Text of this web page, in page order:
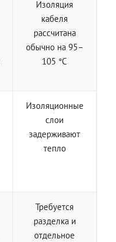
Изоляция
кабеля
рассчитана
обычно на 95–
105 °C
Изоляционные
слои
задерживают
тепло
Требуется
разделка и
отдельное